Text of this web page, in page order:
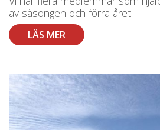
av säsongen och förra året.
LÄS MER